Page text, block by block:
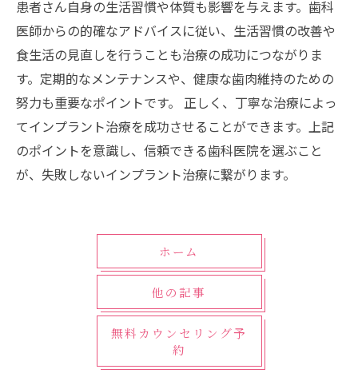
患者さん自身の生活習慣や体質も影響を与えます。歯科
医師からの的確なアドバイスに従い、生活習慣の改善や
食生活の見直しを行うことも治療の成功につながりま
す。定期的なメンテナンスや、健康な歯肉維持のための
努力も重要なポイントです。 正しく、丁寧な治療によっ
てインプラント治療を成功させることができます。上記
のポイントを意識し、信頼できる歯科医院を選ぶこと
が、失敗しないインプラント治療に繋がります。
ホーム
他の記事
無料カウンセリング予
約